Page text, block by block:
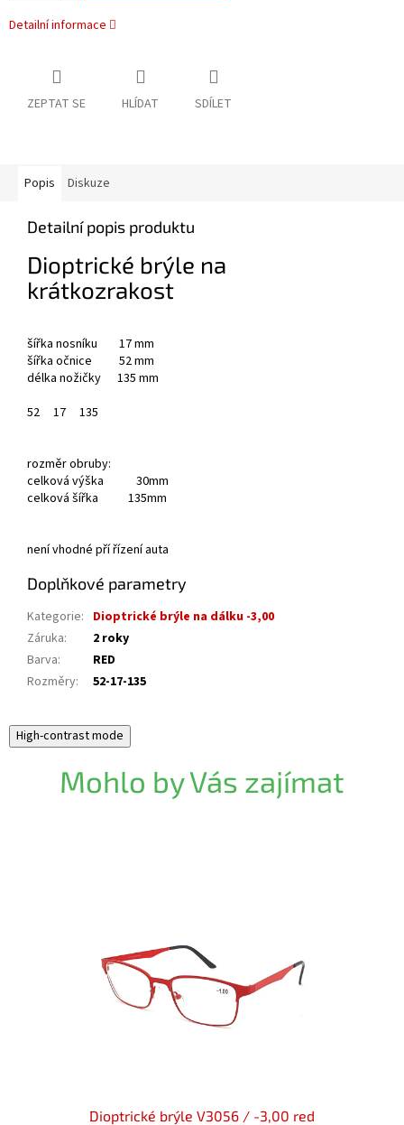
Detailní informace
ZEPTAT SE HLÍDAT SDÍLET
Popis Diskuze
Detailní popis produktu
Dioptrické brýle na
krátkozrakost
šířka nosníku 17 mm
šířka očnice 52 mm
délka nožičky 135 mm
52
17 135
rozměr obruby:
celková výška 30mm
celková šířka 135mm
není vhodné pří řízení auta
Doplňkové parametry
Kategorie: Dioptrické brýle na dálku -3,00
Záruka:
2 roky
Barva:
RED
Rozměry: 52-17-135
High-contrast mode
Mohlo by Vás zajímat
Dioptrické brýle V3056 / -3,00 red